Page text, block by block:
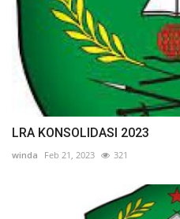
LRA KONSOLIDASI 2023
winda Feb 21, 2023 321